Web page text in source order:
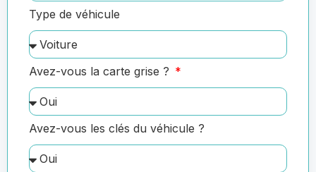
Type de véhicule
Avez-vous la carte grise ?
Avez-vous les clés du véhicule ?